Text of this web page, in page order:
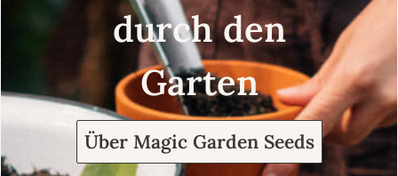
durch den
Garten
Über Magic Garden Seeds